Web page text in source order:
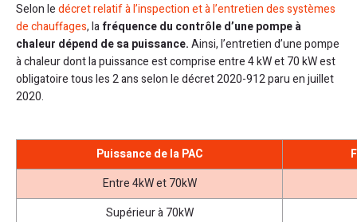
Selon ledécret relatif à l’inspection et à l’entretien des systèmes
de chauffages, lafréquence du contrôle d’une pompe à
chaleur dépend de sa puissance.Ainsi, l’entretien d’une pompe
à chaleur dont la puissance est comprise entre 4 kW et 70 kW est
obligatoire tous les 2 ans selon le décret 2020-912 paru en juillet
2020.
Puissance de la PAC
Entre 4kW et 70kW
Supérieur à 70kW